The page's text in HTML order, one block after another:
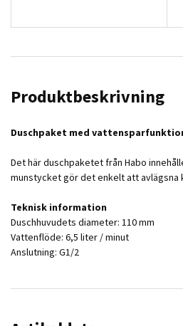
Produktbeskrivning
Duschpaket med
Det här duschpaketet från Habo
munstycket gör det enkelt att avlägsna
Teknisk information
Duschhuvudets diameter: 110 mm
Vattenflöde: 6,5 liter / minut
Anslutning: G1/2